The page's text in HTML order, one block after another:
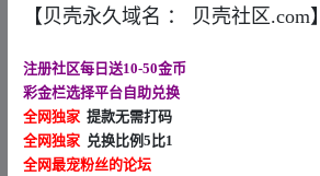
【贝壳永久域名 ： 贝壳社区.com】
注册社区每日送10-50金币
彩金栏选择平台自助兑换
全网独家 提款无需打码
全网独家 兑换比例5比1
全网最宠粉丝的论坛